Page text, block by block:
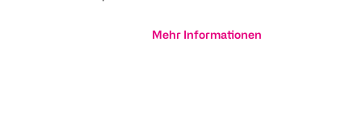
Mehr Informationen